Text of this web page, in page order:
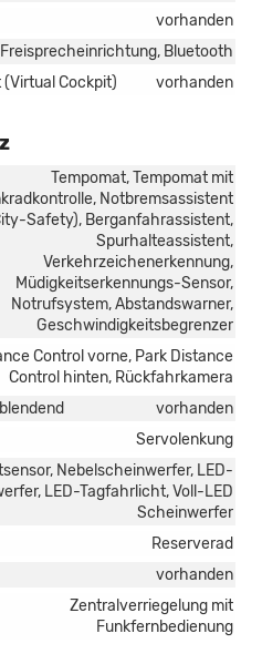
vorhanden
Freisprecheinrichtung, Bluetooth
Cockpit)
vorhanden
Tempomat, Tempomat mit
Notbremsassistent
Safety), Berganfahrassistent,
Spurhalteassistent,
Verkehrzeichenerkennung,
Müdigkeitserkennungs-Sensor,
Notrufsystem, Abstandswarner,
Geschwindigkeitsbegrenzer
Control vorne, Park Distance
Control hinten, Rückfahrkamera
vorhanden
Servolenkung
Nebelscheinwerfer, LED-
LED-Tagfahrlicht, Voll-LED
Scheinwerfer
Reserverad
vorhanden
Zentralverriegelung mit
Funkfernbedienung